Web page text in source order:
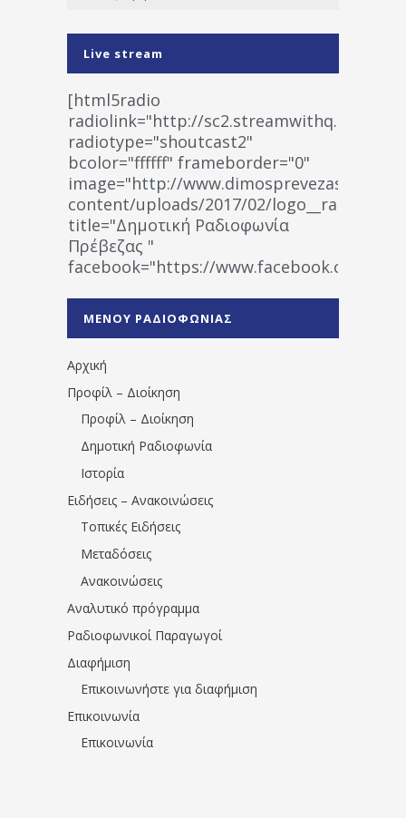
Live stream
[html5radio
radiolink="http://
radiotype="shoutcast2"
bcolor="ffffff" frameborder="0"
image="http://www.dimosprevezas.gr/wp-
content/uploads/2017/02/
title="Δημοτική Ραδιοφωνία
Πρέβεζας "
facebook="https://www.facebook.com/
1531194763766854/" artist="" ]
ΜΕΝΟΥ ΡΑΔΙΟΦΩΝΙΑΣ
Αρχική
Προφίλ – Διοίκηση
Προφίλ – Διοίκηση
Δημοτική Ραδιοφωνία
Ιστορία
Ειδήσεις – Ανακοινώσεις
Τοπικές Ειδήσεις
Μεταδόσεις
Ανακοινώσεις
Αναλυτικό πρόγραμμα
Ραδιοφωνικοί Παραγωγοί
Διαφήμιση
Επικοινωνήστε για διαφήμιση
Επικοινωνία
Επικοινωνία